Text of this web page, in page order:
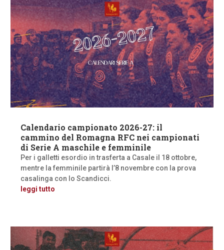
Calendario campionato 2026-27: il
cammino del Romagna RFC nei campionati
di Serie A maschile e femminile
Per i galletti esordio in trasferta a Casale il 18 ottobre,
mentre la femminile partirà l’8 novembre con la prova
casalinga con lo Scandicci.
leggi tutto